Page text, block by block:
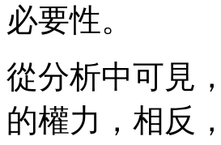
必要性。
從分析中可見
的權力，相反